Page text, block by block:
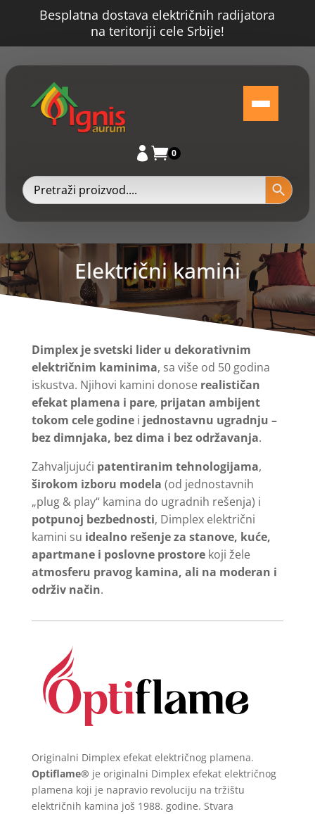
Besplatna dostava električnih radijatora
na teritoriji cele Srbije!
  0
Električni kamini
Dimplex je svetski lider u dekorativnim
električnim kaminima, sa više od 50 godina
iskustva. Njihovi kamini donose realističan
efekat plamena i pare, prijatan ambijent
tokom cele godinei jednostavnu ugradnju –
bez dimnjaka, bez dima i bez održavanja.
Zahvaljujući patentiranim tehnologijama,
širokom izboru modela (od jednostavnih
„plug & play“ kamina do ugradnih rešenja) i
potpunoj bezbednosti, Dimplex električni
kamini su idealno rešenje za stanove, kuće,
apartmane i poslovne prostorekoji žele
atmosferu pravog kamina, ali na moderan i
održiv način.
Originalni Dimplex efekat električnog plamena.
Optiflame® je originalni Dimplex efekat električnog
plamena koji je napravio revoluciju na tržištu
električnih kamina još 1988. godine. Stvara